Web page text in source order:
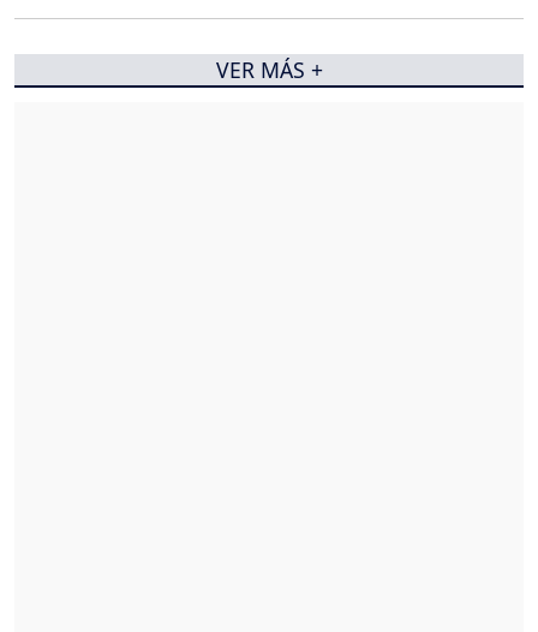
VER MÁS +